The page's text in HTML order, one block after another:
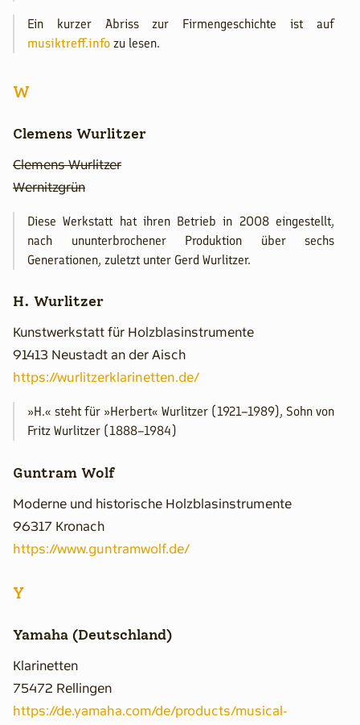
Ein kurzer Abriss zur Firmengeschichte ist auf
musiktreff.info zu lesen.
W
Clemens Wurlitzer
Clemens Wurlitzer
Wernitzgrün
Diese Werkstatt hat ihren Betrieb in 2008 eingestellt,
nach ununterbrochener Produktion über sechs
Generationen, zuletzt unter Gerd Wurlitzer.
H. Wurlitzer
Kunstwerkstatt für Holzblasinstrumente
91413 Neustadt an der Aisch
https://wurlitzerklarinetten.de/
»H.« steht für »Herbert« Wurlitzer (1921–1989), Sohn von
Fritz Wurlitzer (1888–1984)
Guntram Wolf
Moderne und historische Holzblasinstrumente
96317 Kronach
https://www.guntramwolf.de/
Y
Yamaha (Deutschland)
Klarinetten
75472 Rellingen
https://de.yamaha.com/de/products/musical-